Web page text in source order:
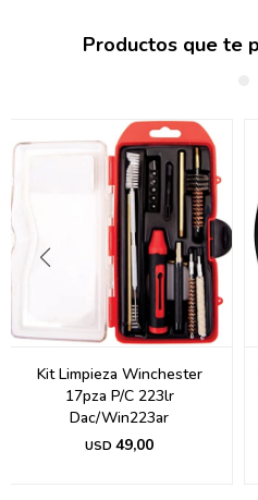
Productos que te
Kit Limpieza Winchester
17pza P/C 223lr
Dac/Win223ar
USD 49,00